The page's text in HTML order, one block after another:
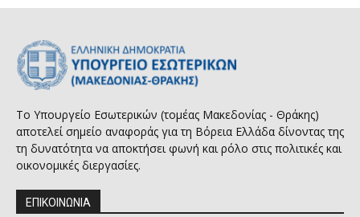
Το Υπουργείο Εσωτερικών (τομέας Μακεδονίας - Θράκης)
αποτελεί σημείο αναφοράς για τη Βόρεια Ελλάδα δίνοντας της
τη δυνατότητα να αποκτήσει φωνή και ρόλο στις πολιτικές και
οικονομικές διεργασίες.
ΕΠΙΚΟΙΝΩΝΙΑ